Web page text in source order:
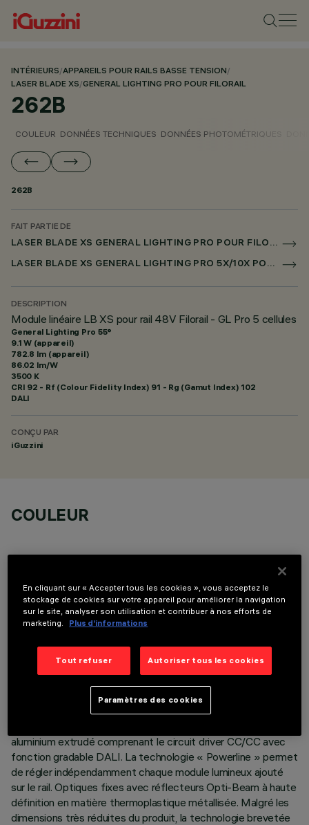
INTÉRIEURS/APPAREILS POUR RAILS BASSE TENSION/
LASER BLADE XS/GENERAL LIGHTING PRO POUR FILORAIL
262B
COULEUR DONNÉES TECHNIQUES DONNÉES PHOTOMÉTRIQUES
262B
FAIT PARTIE DE
LASER BLADE XS GENERAL LIGHTING PRO POUR FILORAIL
LASER BLADE XS GENERAL LIGHTING PRO 5X/10X POUR FILORAIL DALI POWERLINE
DESCRIPTION
Module linéaire LB XS pour rail 48V Filorail - GL Pro 5 cellules
General Lighting Pro 55°
9.1 W (appareil)
782.8 lm (appareil)
86.02 lm/W
3500 K
CRI 92 - Rf (Colour Fidelity Index) 91 - Rg (Gamut Index) 102
DALI
CONÇU PAR
iGuzzini
COULEUR
DONNÉES TECHNIQUES
Projecteur linéaire fixe à 5 éléments optiques avec
adaptateur pour installation sur rail à basse tension 48V
aluminium extrudé comprenant le circuit driver CC/CC avec
fonction gradable DALI. La technologie « Powerline » permet
de régler indépendamment chaque module lumineux ajouté
sur le rail. Optiques fixes avec réflecteurs Opti-Beam à haute
définition en matière thermoplastique métallisée. Malgré les
dimensions très réduites du produit, la technologie brevetée
En cliquant sur « Accepter tous les cookies », vous acceptez le
stockage de cookies sur votre appareil pour améliorer la navigation
sur le site, analyser son utilisation et contribuer à nos efforts de
marketing.
Plus d’informations
Tout refuser Autoriser tous les cookies
Paramètres des cookies